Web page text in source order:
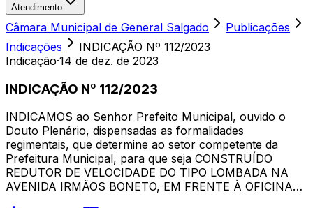
Atendimento
Câmara Municipal de General Salgado
Publicações
Indicações
INDICAÇÃO Nº 112/2023
Indicação·14 de dez. de 2023
INDICAÇÃO Nº 112/2023
INDICAMOS ao Senhor Prefeito Municipal, ouvido o
Douto Plenário, dispensadas as formalidades
regimentais, que determine ao setor competente da
Prefeitura Municipal, para que seja CONSTRUÍDO
REDUTOR DE VELOCIDADE DO TIPO LOMBADA NA
AVENIDA IRMÃOS BONETO, EM FRENTE À OFICINA…